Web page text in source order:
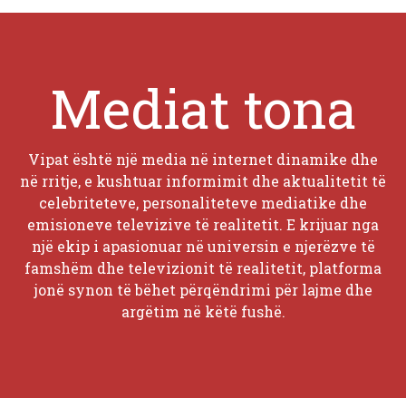
Mediat tona
Vipat është një media në internet dinamike dhe
në rritje, e kushtuar informimit dhe aktualitetit të
celebriteteve, personaliteteve mediatike dhe
emisioneve televizive të realitetit. E krijuar nga
një ekip i apasionuar në universin e njerëzve të
famshëm dhe televizionit të realitetit, platforma
jonë synon të bëhet përqëndrimi për lajme dhe
argëtim në këtë fushë.